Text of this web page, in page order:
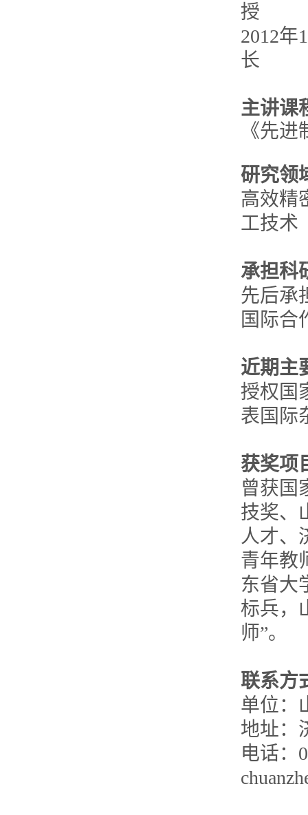
授
2012
长
主讲课
《先
研究领
高效精
工技术
承担科
先后承
国际合
近期主
授权国
表国际
获奖项
曾获国
技奖、
人才、
青年教
东省大
标兵，
师”。
联系方
单位：
地址
电话